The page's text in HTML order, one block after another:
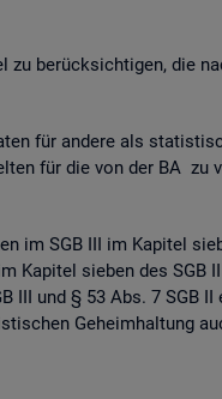
be­rück­sich­ti­gen, die
für an­de­re als
für die von der BA zu
im SGB III im Ka­pi­tel
Ka­pi­tel sie­ben des SGB
III und § 53 Abs. 7 SGB
Ge­heim­hal­tung